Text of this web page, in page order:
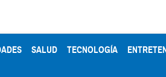
SALUD TECNOLOGÍA